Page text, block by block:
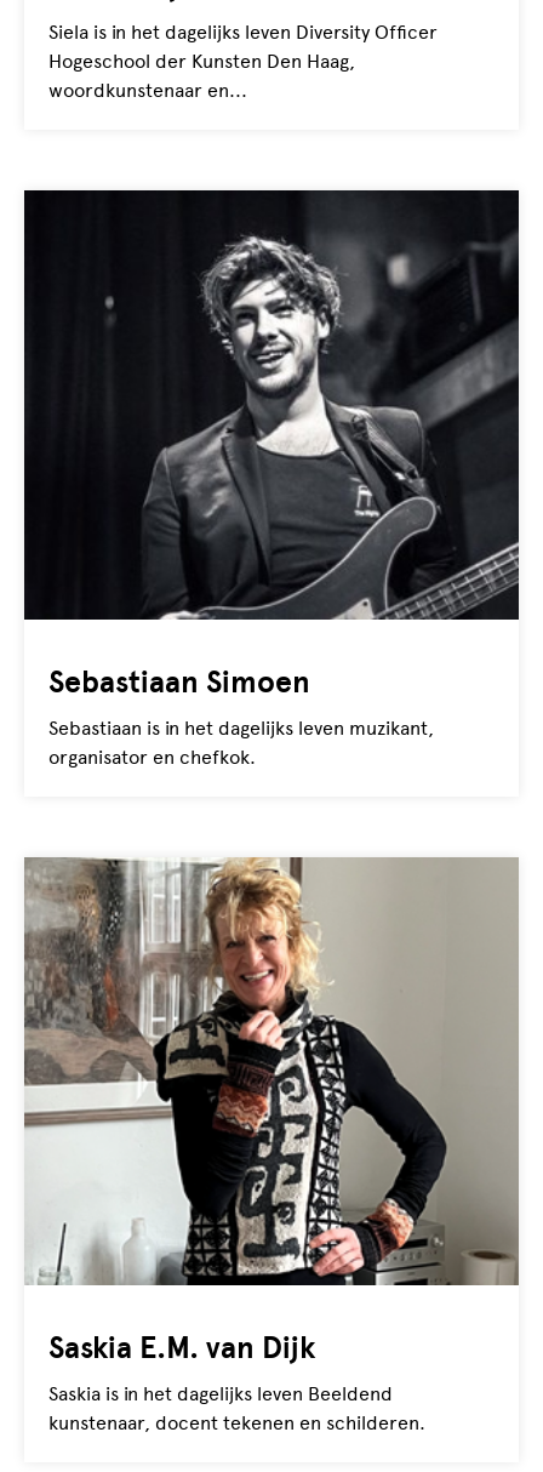
Siela is in het dagelijks leven Diversity Officer
Hogeschool der Kunsten Den Haag,
woordkunstenaar en...
Sebastiaan Simoen
Sebastiaan is in het dagelijks leven muzikant,
organisator en chefkok.
Saskia E.M. van Dijk
Saskia is in het dagelijks leven Beeldend
kunstenaar, docent tekenen en schilderen.